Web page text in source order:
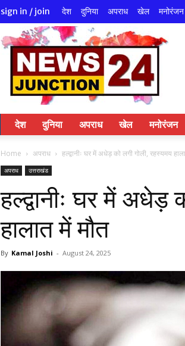
sign in / join देश दुनिया अपराध खेल मनोरंजन
देश दुनिया अपराध खेल मनोरंजन
Home अपराध हल्द्वानीः घर में अधेड़ को लगी गोली, रहस्यमय
अपराध उत्तराखंड
हल्द्वानीः घर में अधेड़
हालात में मौत
By Kamal Joshi - August 24, 2025